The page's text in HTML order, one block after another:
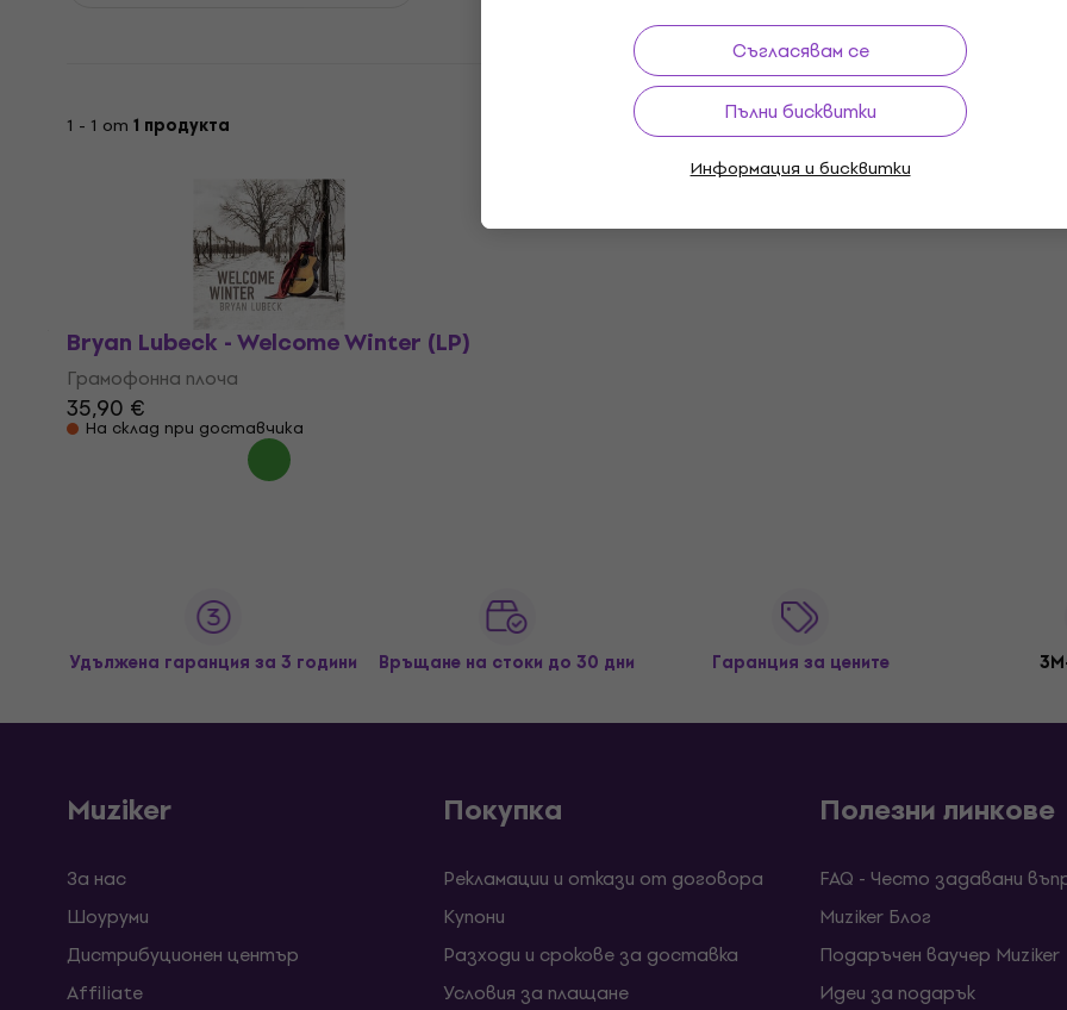
Съгласявам се
Пълни бисквитки
Информация и бисквитки
1 - 1 от 1 продукта
Bryan Lubeck - Welcome Winter (LP)
Грамофонна плоча
35,90 €
На склад при доставчика
Удължена гаранция за 3 години Връщане на стоки до 30 дни Гаранция за цените
Muziker
За нас
Шоуруми
Дистрибуционен център
Affiliate
Покупка
Рекламации и откази от договора
Kупони
Разходи и срокове за доставка
Условия за плащане
Полезни линкове
FAQ - Често задавани
Muziker Блог
Подаръчен ваучер Muziker
Идеи за подарък